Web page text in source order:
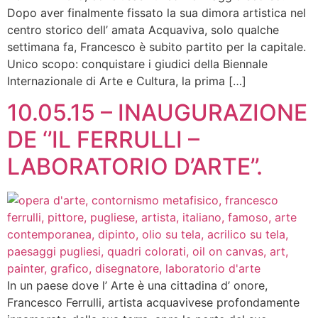
Dopo aver finalmente fissato la sua dimora artistica nel
centro storico dell’ amata Acquaviva, solo qualche
settimana fa, Francesco è subito partito per la capitale.
Unico scopo: conquistare i giudici della Biennale
Internazionale di Arte e Cultura, la prima […]
10.05.15 – INAUGURAZIONE
DE ‘’IL FERRULLI –
LABORATORIO D’ARTE’’.
In un paese dove l’ Arte è una cittadina d’ onore,
Francesco Ferrulli, artista acquavivese profondamente